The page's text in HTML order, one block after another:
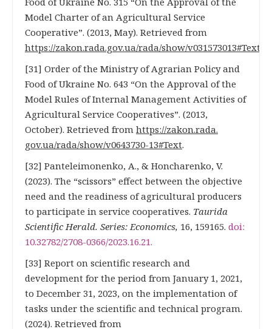
Model Charter of an Agricultural Service
Cooperative”. (2013, May). Retrieved from
https://zakon.rada.gov.ua/rada/show/v031573013#Text
[31] Order of the Ministry of Agrarian Policy and
Food of Ukraine No. 643 “On the Approval of the
Model Rules of Internal Management Activities of
Agricultural Service Cooperatives”. (2013,
October). Retrieved from https://zakon.rada.
gov.ua/rada/show/v0643730-13#Text.
[32] Panteleimonenko, A., & Honcharenko, V.
(2023). The “scissors” effect between the objective
need and the readiness of agricultural producers
to participate in service cooperatives. Taurida
Scientific Herald. Series: Economics, 16, 159165. doi:
10.32782/2708-0366/2023.16.21.
[33] Report on scientific research and
development for the period from January 1, 2021,
to December 31, 2023, on the implementation of
tasks under the scientific and technical program.
(2024). Retrieved from